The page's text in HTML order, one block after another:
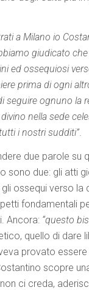
a Milano io
giudicato
ed ossequiosi
prima di ogni
seguire ognuno la
nella sede
i nostri sudditi”.
due parole su
sono due: gli atti
gli ossequi verso la
fondamentali
Ancora: “questo
quello di dare
provato essere
scopre
ci creda,